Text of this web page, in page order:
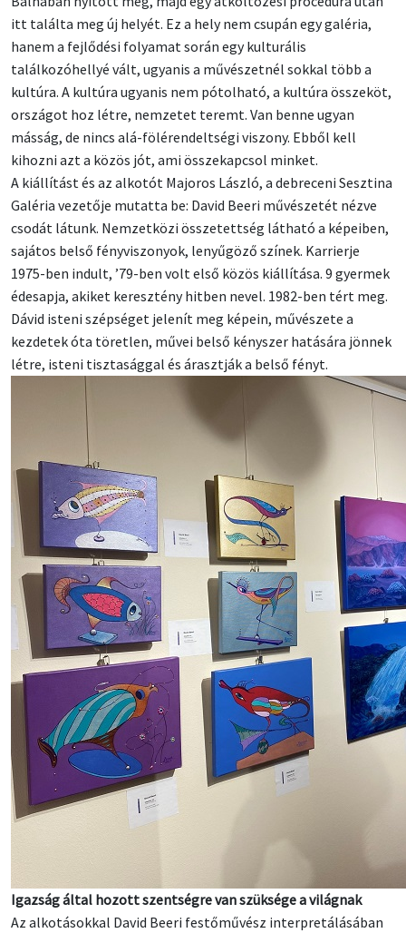
itt találta meg új helyét. Ez a hely nem csupán egy galéria,
hanem a fejlődési folyamat során egy kulturális
találkozóhellyé vált, ugyanis a művészetnél sokkal több a
kultúra. A kultúra ugyanis nem pótolható, a kultúra összeköt,
országot hoz létre, nemzetet teremt. Van benne ugyan
másság, de nincs alá-fölérendeltségi viszony. Ebből kell
kihozni azt a közös jót, ami összekapcsol minket.
A kiállítást és az alkotót Majoros László, a debreceni Sesztina
Galéria vezetője mutatta be: David Beeri művészetét nézve
csodát látunk. Nemzetközi összetettség látható a képeiben,
sajátos belső fényviszonyok, lenyűgöző színek. Karrierje
1975-ben indult, ’79-ben volt első közös kiállítása. 9 gyermek
édesapja, akiket keresztény hitben nevel. 1982-ben tért meg.
Dávid isteni szépséget jelenít meg képein, művészete a
kezdetek óta töretlen, művei belső kényszer hatására jönnek
létre, isteni tisztasággal és árasztják a belső fényt.
Igazság által hozott szentségre van szüksége a világnak
Az alkotásokkal David Beeri festőművész interpretálásában